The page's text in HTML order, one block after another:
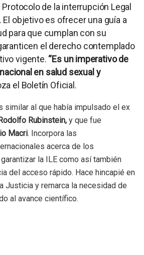
de la interrupción Legal
El objetivo es ofrecer una guía a
para que cumplan con su
el derecho contemplado
vigente. “Es un imperativo de
en salud sexual y
el Boletín Oficial.
similar al que había impulsado el ex
Rodolfo Rubinstein, y que fue
Macri. Incorpora las
acerca de los
la ILE como así también
del acceso rápido. Hace hincapié en
Justicia y remarca la necesidad de
al avance científico.